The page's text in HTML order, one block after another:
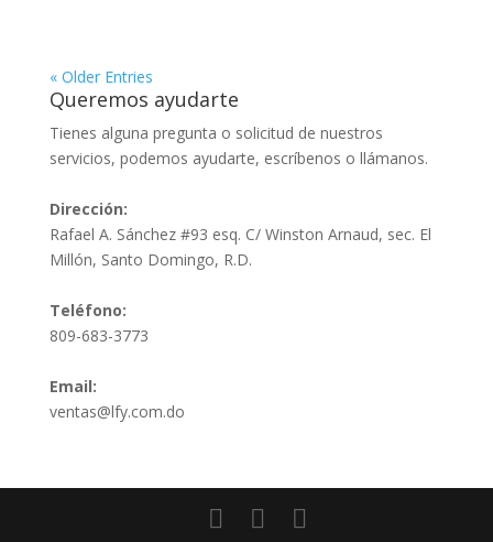
« Older Entries
Queremos ayudarte
Tienes alguna pregunta o solicitud de nuestros
servicios, podemos ayudarte, escríbenos o llámanos.
Dirección:
Rafael A. Sánchez #93 esq. C/ Winston Arnaud, sec. El
Millón, Santo Domingo, R.D.
Teléfono:
809-683-3773
Email:
ventas@lfy.com.do